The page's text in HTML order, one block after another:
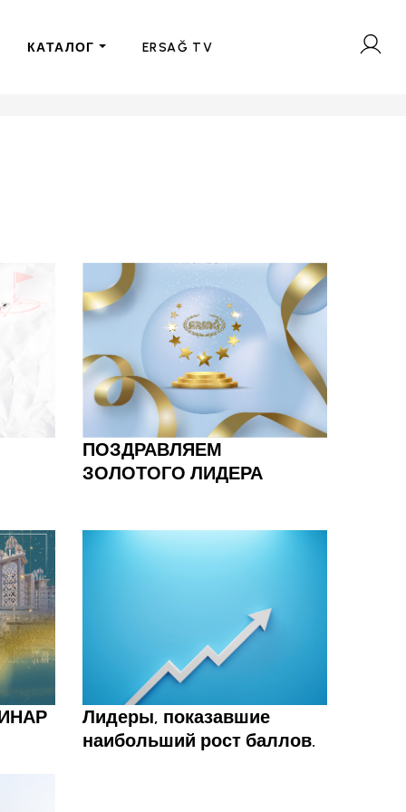
КАТАЛОГ ERSAĞ TV
ПОЗДРАВЛЯЕМ
ЗОЛОТОГО ЛИДЕРА
Лидеры, показавшие
наибольший рост баллов.